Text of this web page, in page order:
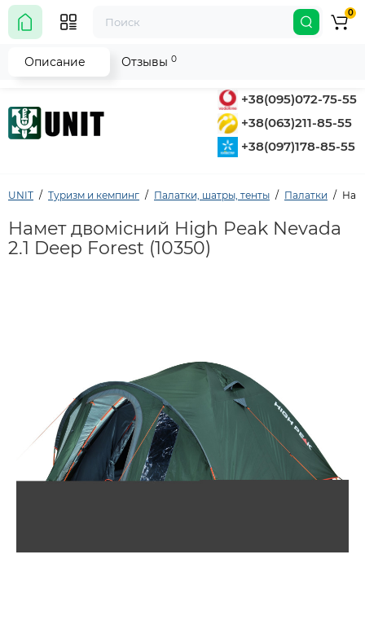
+38(095)072-75-55
+38(063)211-85-55
+38(097)178-85-55
0
UNIT Туризм и кемпинг Палатки, шатры, тенты Палатки
Намет двомісний High Peak Nevada
2.1 Deep Forest (10350)
Описание Отзывы 0